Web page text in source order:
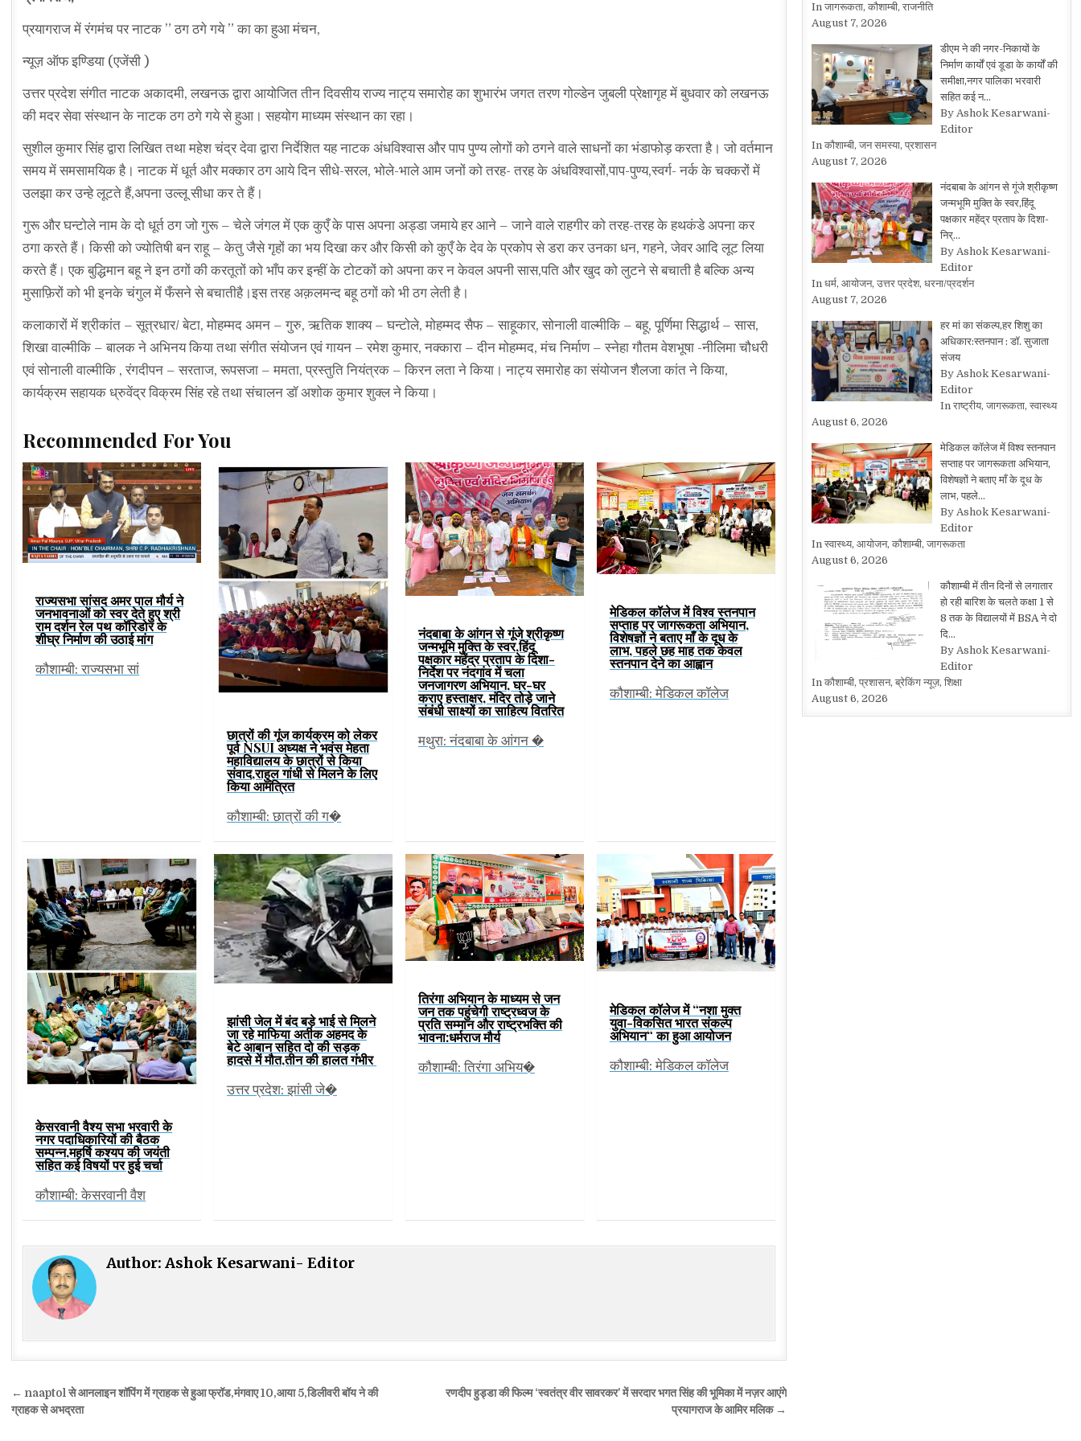
प्रयागराज में रंगमंच पर नाटक ” ठग ठगे गये ” का का हुआ मंचन,
न्यूज़ ऑफ इण्डिया (एजेंसी )
उत्तर प्रदेश संगीत नाटक अकादमी, लखनऊ द्वारा आयोजित तीन दिवसीय राज्य नाट्य समारोह का शुभारंभ जगत तरण गोल्डेन जुबली प्रेक्षागृह में बुधवार को लखनऊ
की मदर सेवा संस्थान के नाटक ठग ठगे गये से हुआ। सहयोग माध्यम संस्थान का रहा।
सुशील कुमार सिंह द्वारा लिखित तथा महेश चंद्र देवा द्वारा निर्देशित यह नाटक अंधविश्वास और पाप पुण्य लोगों को ठगने वाले साधनों का भंडाफोड़ करता है। जो वर्तमान
समय में समसामयिक है। नाटक में धूर्त और मक्कार ठग आये दिन सीधे-सरल, भोले-भाले आम जनों को तरह- तरह के अंधविश्वासों,पाप-पुण्य,स्वर्ग- नर्क के चक्करों में
उलझा कर उन्हे लूटते हैं,अपना उल्लू सीधा कर ते हैं।
गुरू और घन्टोले नाम के दो धूर्त ठग जो गुरू – चेले जंगल में एक कुएँ के पास अपना अड्डा जमाये हर आने – जाने वाले राहगीर को तरह-तरह के हथकंडे अपना कर
ठगा करते हैं। किसी को ज्योतिषी बन राहू – केतु जैसे गृहों का भय दिखा कर और किसी को कुएँ के देव के प्रकोप से डरा कर उनका धन, गहने, जेवर आदि लूट लिया
करते हैं। एक बुद्धिमान बहू ने इन ठगों की करतूतों को भाँप कर इन्हीं के टोटकों को अपना कर न केवल अपनी सास,पति और खुद को लुटने से बचाती है बल्कि अन्य
मुसाफ़िरों को भी इनके चंगुल में फँसने से बचातीहै।इस तरह अक़लमन्द बहू ठगों को भी ठग लेती है।
कलाकारों में श्रीकांत – सूत्रधार/ बेटा, मोहम्मद अमन – गुरु, ऋतिक शाक्य – घन्टोले, मोहम्मद सैफ – साहूकार, सोनाली वाल्मीकि – बहू, पूर्णिमा सिद्धार्थ – सास,
शिखा वाल्मीकि – बालक ने अभिनय किया तथा संगीत संयोजन एवं गायन – रमेश कुमार, नक्कारा – दीन मोहम्मद, मंच निर्माण – स्नेहा गौतम वेशभूषा -नीलिमा चौधरी
एवं सोनाली वाल्मीकि , रंगदीपन – सरताज, रूपसजा – ममता, प्रस्तुति नियंत्रक – किरन लता ने किया। नाट्य समारोह का संयोजन शैलजा कांत ने किया,
कार्यक्रम सहायक ध्रुवेंद्र विक्रम सिंह रहे तथा संचालन डॉ अशोक कुमार शुक्ल ने किया।
Recommended For You
राज्यसभा सांसद अमर पाल मौर्य ने
जनभावनाओं को स्वर देते हुए श्री
राम दर्शन रेल पथ कॉरिडोर के
शीघ्र निर्माण की उठाई मांग
कौशाम्बी: राज्यसभा सां
छात्रों की गूंज कार्यक्रम को लेकर
पूर्व NSUI अध्यक्ष ने भवंस मेहता
महाविद्यालय के छात्रों से किया
संवाद,राहुल गांधी से मिलने के लिए
किया आमंत्रित
कौशाम्बी: छात्रों की ग�
नंदबाबा के आंगन से गूंजे श्रीकृष्ण
जन्मभूमि मुक्ति के स्वर,हिंदू
पक्षकार महेंद्र प्रताप के दिशा-
निर्देश पर नंदगांव में चला
जनजागरण अभियान, घर-घर
कराए हस्ताक्षर, मंदिर तोड़े जाने
संबंधी साक्ष्यों का साहित्य वितरित
मथुरा: नंदबाबा के आंगन �
मेडिकल कॉलेज में विश्व स्तनपान
सप्ताह पर जागरूकता अभियान,
विशेषज्ञों ने बताए माँ के दूध के
लाभ, पहले छह माह तक केवल
स्तनपान देने का आह्वान
कौशाम्बी: मेडिकल कॉलेज
केसरवानी वैश्य सभा भरवारी के
नगर पदाधिकारियों की बैठक
सम्पन्न,महर्षि कश्यप की जयंती
सहित कई विषयों पर हुई चर्चा
कौशाम्बी: केसरवानी वैश
झांसी जेल में बंद बड़े भाई से मिलने
जा रहे माफिया अतीक अहमद के
बेटे आबान सहित दो की सड़क
हादसे में मौत,तीन की हालत गंभीर
उत्तर प्रदेश: झांसी जे�
तिरंगा अभियान के माध्यम से जन
जन तक पहुंचेगी राष्ट्रध्वज के
प्रति सम्मान और राष्ट्रभक्ति की
भावना:धर्मराज मौर्य
कौशाम्बी: तिरंगा अभिय�
मेडिकल कॉलेज में “नशा मुक्त
युवा-विकसित भारत संकल्प
अभियान“ का हुआ आयोजन
कौशाम्बी: मेडिकल कॉलेज
Author:Ashok Kesarwani- Editor
Post
navigation
रणदीप हुड्डा की फिल्म ‘स्वतंत्र वीर सावरकर’ में सरदार भगत सिंह की भूमिका में नज़र आएंगे
प्रयागराज के आमिर मलिक →
← naaptol से आनलाइन शॉपिंग में ग्राहक से हुआ फ्रॉड,मंगवाए 10,आया 5,डिलीवरी बॉय ने की
ग्राहक से अभद्रता
In जागरूकता, कौशाम्बी, राजनीति
August 7, 2026
डीएम ने की नगर-निकायों के
निर्माण कार्यों एवं डूडा के कार्यों की
समीक्षा,नगर पालिका भरवारी
सहित कई न…
By Ashok Kesarwani-
Editor
In कौशाम्बी, जन समस्या, प्रशासन
August 7, 2026
नंदबाबा के आंगन से गूंजे श्रीकृष्ण
जन्मभूमि मुक्ति के स्वर,हिंदू
पक्षकार महेंद्र प्रताप के दिशा-
निर्…
By Ashok Kesarwani-
Editor
In धर्म, आयोजन, उत्तर प्रदेश, धरना/प्रदर्शन
August 7, 2026
हर मां का संकल्प,हर शिशु का
अधिकार:स्तनपान : डॉ. सुजाता
संजय
By Ashok Kesarwani-
Editor
In राष्ट्रीय, जागरूकता, स्वास्थ्य
August 6, 2026
मेडिकल कॉलेज में विश्व स्तनपान
सप्ताह पर जागरूकता अभियान,
विशेषज्ञों ने बताए माँ के दूध के
लाभ, पहले…
By Ashok Kesarwani-
Editor
In स्वास्थ्य, आयोजन, कौशाम्बी, जागरूकता
August 6, 2026
कौशाम्बी में तीन दिनों से लगातार
हो रही बारिश के चलते कक्षा 1 से
8 तक के विद्यालयों में BSA ने दो
दि…
By Ashok Kesarwani-
Editor
In कौशाम्बी, प्रशासन, ब्रेकिंग न्यूज़, शिक्षा
August 6, 2026